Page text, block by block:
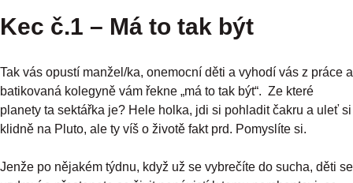
Kec č.1 – Má to tak být
Tak vás opustí manžel/ka, onemocní děti a vyhodí vás z práce a
batikovaná kolegyně vám řekne „má to tak být“. Ze které
planety ta sektářka je? Hele holka, jdi si pohladit čakru a uleť si
klidně na Pluto, ale ty víš o životě fakt prd. Pomyslíte si.
Jenže po nějakém týdnu, když už se vybrečíte do sucha, děti se